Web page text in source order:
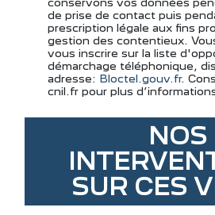
de prise de contact puis
prescription légale aux fins
gestion des contentieux.
vous inscrire sur la liste
démarchage téléphonique,
adresse: Bloctel.gouv.fr.
cnil.fr pour plus
NOS
SUR CES